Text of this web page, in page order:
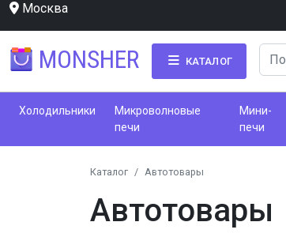
Москва
MONSHER КАТАЛОГ
Холодильники
Микроволновые
печи
Мини-
печи
Каталог Автотовары
Автотовары